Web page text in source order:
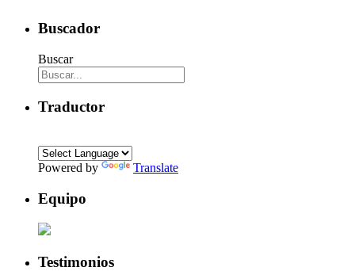
Buscador
Buscar
Traductor
Powered by Translate
Equipo
Testimonios